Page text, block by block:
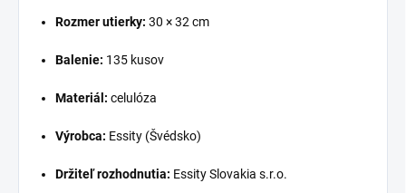
Rozmer utierky: 30 × 32 cm
Balenie: 135 kusov
Materiál: celulóza
Výrobca: Essity (Švédsko)
Držiteľ rozhodnutia: Essity Slovakia s.r.o.